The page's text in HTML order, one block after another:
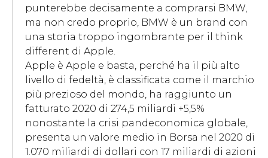
punterebbe decisamente a comprarsi BMW,
ma non credo proprio, BMW è un brand con
una storia troppo ingombrante per il think
different di Apple.
Apple è Apple e basta, perché ha il più alto
livello di fedeltà, è classificata come il marchio
più prezioso del mondo, ha raggiunto un
fatturato 2020 di 274,5 miliardi +5,5%
nonostante la crisi pandeconomica globale,
presenta un valore medio in Borsa nel 2020 di
1.070 miliardi di dollari con 17 miliardi di azioni